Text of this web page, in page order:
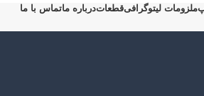
ملزومات لیتوگرافیقطعاتدرباره ماتماس با ما